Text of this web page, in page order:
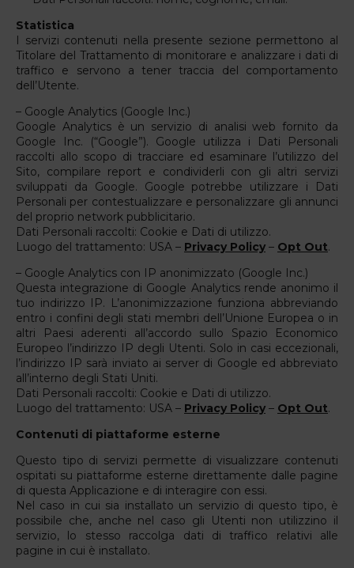
Statistica
I servizi contenuti nella presente sezione permettono al
Titolare del Trattamento di monitorare e analizzare i dati di
traffico e servono a tener traccia del comportamento
dell’Utente.
– Google Analytics (Google Inc.)
Google Analytics è un servizio di analisi web fornito da
Google Inc. (“Google”). Google utilizza i Dati Personali
raccolti allo scopo di tracciare ed esaminare l’utilizzo del
Sito, compilare report e condividerli con gli altri servizi
sviluppati da Google. Google potrebbe utilizzare i Dati
Personali per contestualizzare e personalizzare gli annunci
del proprio network pubblicitario.
Dati Personali raccolti: Cookie e Dati di utilizzo.
Luogo del trattamento: USA – Privacy Policy – Opt Out.
– Google Analytics con IP anonimizzato (Google Inc.)
Questa integrazione di Google Analytics rende anonimo il
tuo indirizzo IP. L’anonimizzazione funziona abbreviando
entro i confini degli stati membri dell’Unione Europea o in
altri Paesi aderenti all’accordo sullo Spazio Economico
Europeo l’indirizzo IP degli Utenti. Solo in casi eccezionali,
l’indirizzo IP sarà inviato ai server di Google ed abbreviato
all’interno degli Stati Uniti.
Dati Personali raccolti: Cookie e Dati di utilizzo.
Luogo del trattamento: USA – Privacy Policy – Opt Out.
Contenuti di piattaforme esterne
Questo tipo di servizi permette di visualizzare contenuti
ospitati su piattaforme esterne direttamente dalle pagine
di questa Applicazione e di interagire con essi.
Nel caso in cui sia installato un servizio di questo tipo, è
possibile che, anche nel caso gli Utenti non utilizzino il
servizio, lo stesso raccolga dati di traffico relativi alle
pagine in cui è installato.